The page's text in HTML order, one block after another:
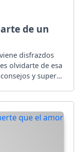
de un
disfrazdos
olvidarte de esa
y superar